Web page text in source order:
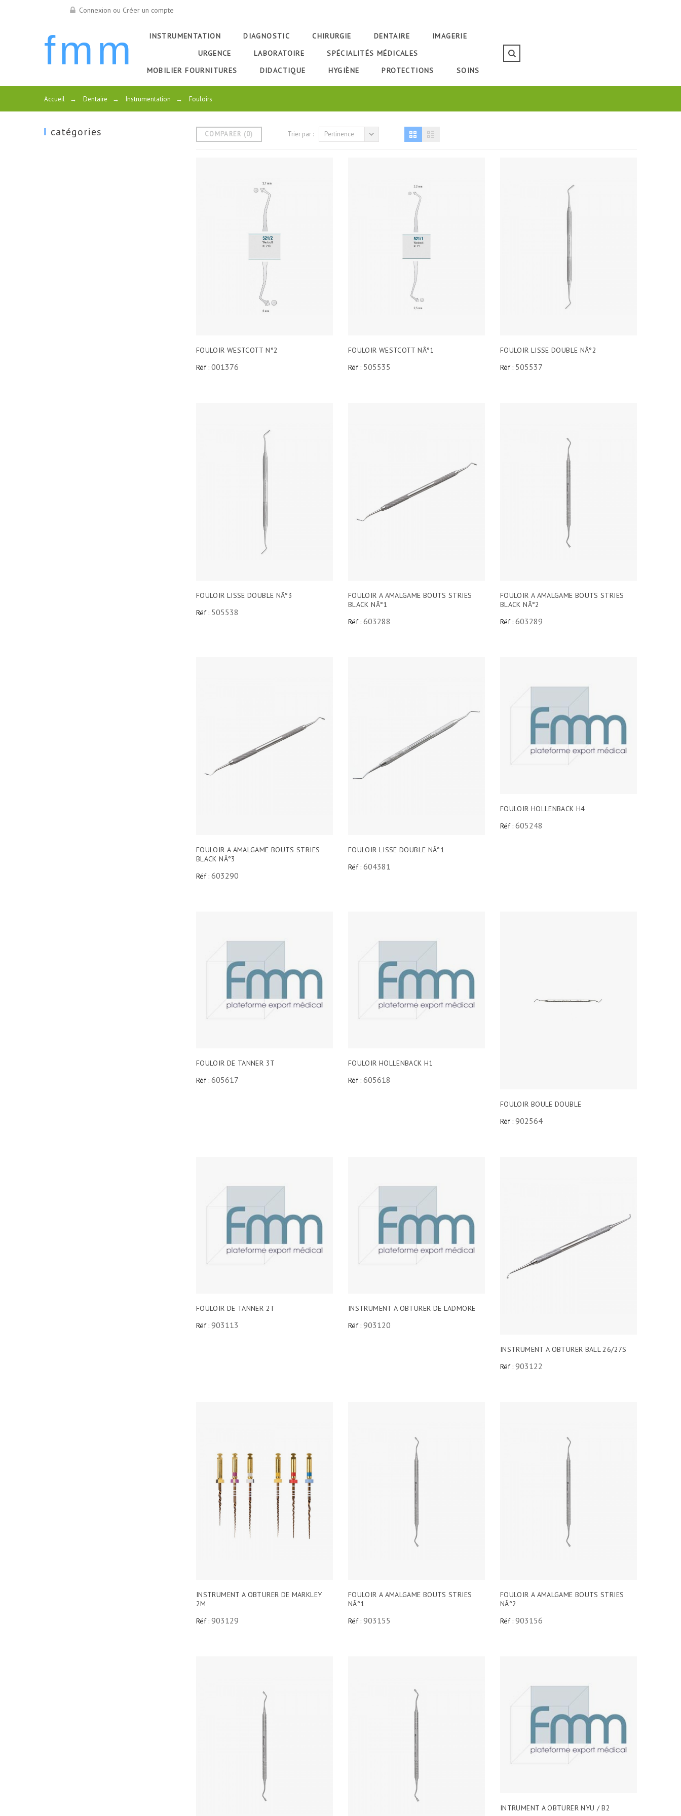
Connexion ou Créer un compte
fmm INSTRUMENTATION DIAGNOSTIC CHIRURGIE DENTAIRE
IMAGERIE
URGENCE
LABORATOIRE
SPÉCIALITÉS MÉDICALES
MOBILIER FOURNITURES
DIDACTIQUE HYGIÈNE PROTECTIONS SOINS
Accueil → Dentaire → Instrumentation → Fouloirs
catégories COMPARER (0) Trier par : Pertinence
FOULOIR WESTCOTT N°2
Réf : 001376
FOULOIR WESTCOTT NÂ°1
Réf : 505535
FOULOIR LISSE DOUBLE NÂ°2
Réf : 505537
FOULOIR LISSE DOUBLE NÂ°3
Réf : 505538
FOULOIR A AMALGAME BOUTS STRIES
BLACK NÂ°1
Réf : 603288
FOULOIR A AMALGAME BOUTS STRIES
BLACK NÂ°2
Réf : 603289
FOULOIR A AMALGAME BOUTS STRIES
BLACK NÂ°3
Réf : 603290
FOULOIR LISSE DOUBLE NÂ°1
Réf : 604381
FOULOIR HOLLENBACK H4
Réf : 605248
FOULOIR DE TANNER 3T
Réf : 605617
FOULOIR HOLLENBACK H1
Réf : 605618
FOULOIR BOULE DOUBLE
Réf : 902564
FOULOIR DE TANNER 2T
Réf : 903113
INSTRUMENT A OBTURER DE LADMORE
Réf : 903120
INSTRUMENT A OBTURER BALL 26/27S
Réf : 903122
INSTRUMENT A OBTURER DE MARKLEY
2M
Réf : 903129
FOULOIR A AMALGAME BOUTS STRIES
NÂ°1
Réf : 903155
FOULOIR A AMALGAME BOUTS STRIES
NÂ°2
Réf : 903156
INTRUMENT A OBTURER NYU / B2